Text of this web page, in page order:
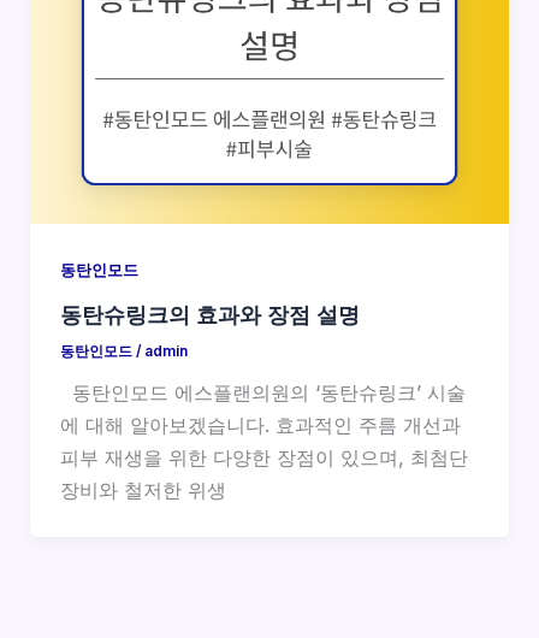
동탄인모드
동탄슈링크의 효과와 장점 설명
동탄인모드/ admin
동탄인모드 에스플랜의원의 ‘동탄슈링크’ 시술
에 대해 알아보겠습니다. 효과적인 주름 개선과
피부 재생을 위한 다양한 장점이 있으며, 최첨단
장비와 철저한 위생